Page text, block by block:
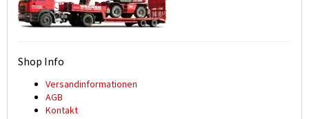
Shop Info
Versand­informationen
AGB
Kontakt